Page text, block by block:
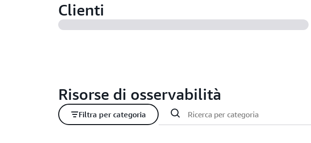
Clienti
Risorse di osservabilità
Filtra per categoria